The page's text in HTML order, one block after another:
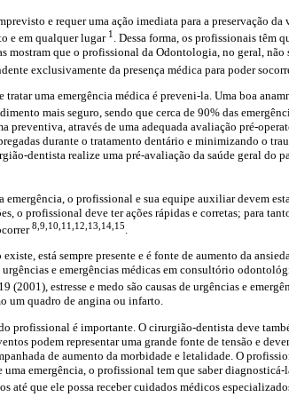
e requer uma ação imediata para a preservação da
e em qualquer lugar 1 . Dessa forma, os profissionais têm
mostram que o profissional da Odontologia, no geral,
exclusivamente da presença médica para poder
uma emergência médica é preveni-la. Uma boa
mais seguro, sendo que cerca de 90% das
preventiva, através de uma adequada avaliação pré-
durante o tratamento dentário e minimizando o
dentista realize uma pré-avaliação da saúde geral do
emergência, o profissional e sua equipe auxiliar devem
o profissional deve ter ações rápidas e corretas; para
8,9,10,11,12,13,14,15
está sempre presente e é fonte de aumento da
urgências e emergências médicas em consultório
(2001), estresse e medo são causas de urgências e
um quadro de angina ou infarto.
profissional é importante. O cirurgião-dentista deve
podem representar uma grande fonte de tensão e
de aumento da morbidade e letalidade. O
emergência, o profissional tem que saber diagnosticá-
até que ele possa receber cuidados médicos